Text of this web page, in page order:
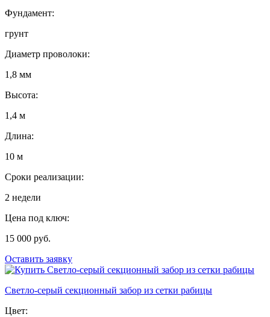
Фундамент:
грунт
Диаметр проволоки:
1,8 мм
Высота:
1,4 м
Длина:
10 м
Сроки реализации:
2 недели
Цена под ключ:
15 000 руб.
Оставить заявку
Светло-серый секционный забор из сетки рабицы
Цвет: